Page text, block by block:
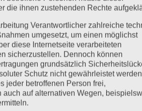
Makita DRT50 zur Verfügung.
Kantenfräse und nicht als
die ihnen zustehenden Rechte
Verantwortlicher zahlreiche
umgesetzt, um einen möglichst
diese Internetseite verarbeiteten
sicherzustellen. Dennoch können
grundsätzlich
Schutz nicht gewährleistet
jeder betroffenen Person frei,
auch auf alternativen Wegen,